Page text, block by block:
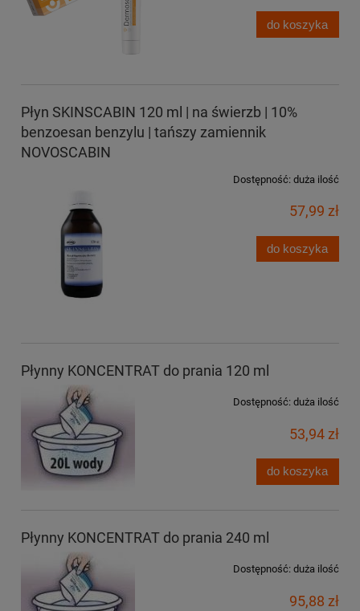
do koszyka
Płyn SKINSCABIN 120 ml | na świerzb | 10%
benzoesan benzylu | tańszy zamiennik
NOVOSCABIN
Dostępność: duża ilość
57,99 zł
do koszyka
Płynny KONCENTRAT do prania 120 ml
Dostępność: duża ilość
53,94 zł
do koszyka
Płynny KONCENTRAT do prania 240 ml
Dostępność: duża ilość
95,88 zł